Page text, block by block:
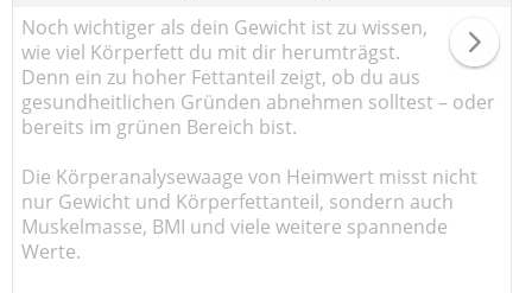
Noch wichtiger als dein Gewicht ist zu wissen,
wie viel Körperfett du mit dir herumträgst.
Denn ein zu hoher Fettanteil zeigt, ob du aus
gesundheitlichen Gründen abnehmen solltest – oder
bereits im grünen Bereich bist.
Die Körperanalysewaage von Heimwert misst nicht
nur Gewicht und Körperfettanteil, sondern auch
Muskelmasse, BMI und viele weitere spannende
Werte.